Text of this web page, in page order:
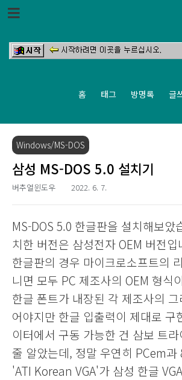
본문 바로가기
홈 태그 방명록 글
Windows/MS-DOS
삼성 MS-DOS 5.0 설치기
버추얼윈도우 2022. 6. 7.
MS-DOS 5.0 한글판을 설치해보았
치한 버전은 삼성전자 OEM 버전입
한글판의 경우 마이크로소프트의
니면 모두 PC 제조사의 OEM 형식
한글 폰트가 내장된 각 제조사의
어야지만 한글 입출력이 제대로 구
이터에서 구동 가능한 건 삼보 트
줄 알았는데, 정말 우연히 PCem과
'ATI Korean VGA'가 삼성 한글